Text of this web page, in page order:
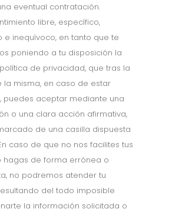
eventual contratación.
libre, específico,
e inequívoco, en tanto que te
poniendo a tu disposición la
de privacidad, que tras la
la misma, en caso de estar
puedes aceptar mediante una
o una clara acción afirmativa,
de una casilla dispuesta
caso de que no nos facilites tus
hagas de forma errónea o
no podremos atender tu
del todo imposible
la información solicitada o